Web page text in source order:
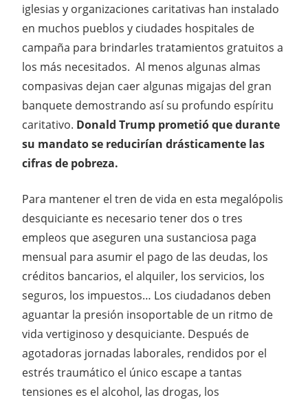
iglesias y organizaciones caritativas han instalado
en muchos pueblos y ciudades hospitales de
campaña para brindarles tratamientos gratuitos a
los más necesitados. Al menos algunas almas
compasivas dejan caer algunas migajas del gran
banquete demostrando así su profundo espíritu
caritativo. Donald Trump prometió que durante
su mandato se reducirían drásticamente las
cifras de pobreza.
Para mantener el tren de vida en esta megalópolis
desquiciante es necesario tener dos o tres
empleos que aseguren una sustanciosa paga
mensual para asumir el pago de las deudas, los
créditos bancarios, el alquiler, los servicios, los
seguros, los impuestos… Los ciudadanos deben
aguantar la presión insoportable de un ritmo de
vida vertiginoso y desquiciante. Después de
agotadoras jornadas laborales, rendidos por el
estrés traumático el único escape a tantas
tensiones es el alcohol, las drogas, los